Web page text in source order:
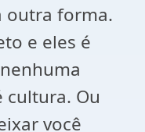
outra forma.
e eles é
cultura. Ou
você